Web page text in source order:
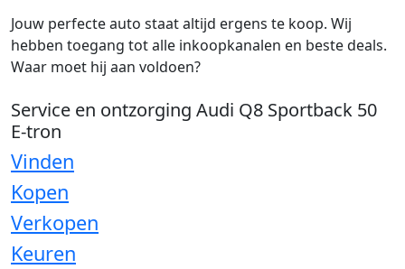
Jouw perfecte auto staat altijd ergens te koop. Wij
hebben toegang tot alle inkoopkanalen en beste deals.
Waar moet hij aan voldoen?
Service en ontzorging Audi Q8 Sportback 50
E-tron
Vinden
Kopen
Verkopen
Keuren